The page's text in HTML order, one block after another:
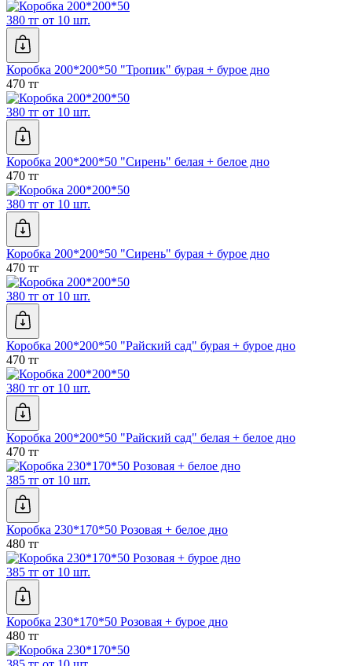
380 тг от 10 шт.
Коробка 200*200*50 "Тропик" бурая + бурое дно
470 тг
380 тг от 10 шт.
Коробка 200*200*50 "Сирень" белая + белое дно
470 тг
380 тг от 10 шт.
Коробка 200*200*50 "Сирень" бурая + бурое дно
470 тг
380 тг от 10 шт.
Коробка 200*200*50 "Райский сад" бурая + бурое дно
470 тг
380 тг от 10 шт.
Коробка 200*200*50 "Райский сад" белая + белое дно
470 тг
385 тг от 10 шт.
Коробка 230*170*50 Розовая + белое дно
480 тг
385 тг от 10 шт.
Коробка 230*170*50 Розовая + бурое дно
480 тг